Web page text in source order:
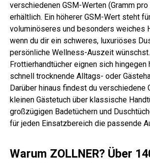
verschiedenen GSM-Werten (Gramm
erhältlich. Ein höherer GSM-Wert steht
voluminöseres und besonders weiches
wenn du dir ein schweres, luxuriöses
persönliche Wellness-Auszeit
Frottierhandtücher eignen sich hingegen
schnell trocknende Alltags- oder
Darüber hinaus findest du verschiedene
kleinen Gästetuch über klassische
großzügigen Badetüchern und
für jeden Einsatzbereich die passende
Warum ZOLLNER? Über